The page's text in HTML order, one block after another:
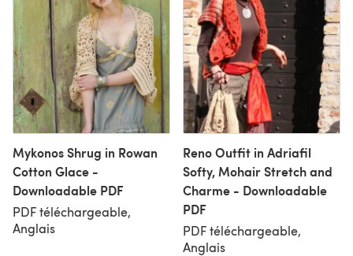
Mykonos Shrug in Rowan
Cotton Glace -
Downloadable PDF
PDF téléchargeable,
Anglais
Reno Outfit in Adriafil
Softy, Mohair Stretch and
Charme - Downloadable
PDF
PDF téléchargeable,
Anglais